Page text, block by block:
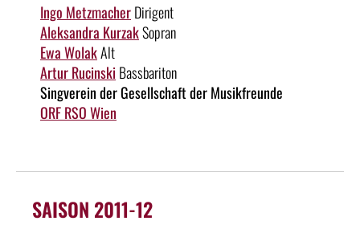
Ingo MetzmacherDirigent
Aleksandra KurzakSopran
Ewa WolakAlt
Artur Rucinski Bassbariton
Singverein der Gesellschaft der Musikfreunde
ORF RSO Wien
SAISON 2011-12